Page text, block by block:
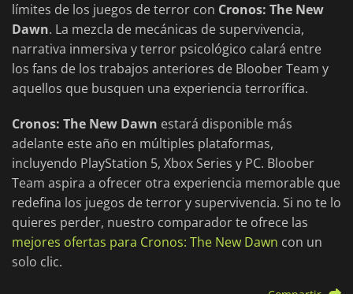
límites de los juegos de terror con Cronos: The New
Dawn. La mezcla de mecánicas de supervivencia,
narrativa inmersiva y terror psicológico calará entre
los fans de los trabajos anteriores de Bloober Team y
aquellos que busquen una experiencia terrorífica.
Cronos: The New Dawn estará disponible más
adelante este año en múltiples plataformas,
incluyendo PlayStation 5, Xbox Series y PC. Bloober
Team aspira a ofrecer otra experiencia memorable que
redefina los juegos de terror y supervivencia. Si no te lo
quieres perder, nuestro comparador te ofrece las
mejores ofertas para Cronos: The New Dawn con un
solo clic.